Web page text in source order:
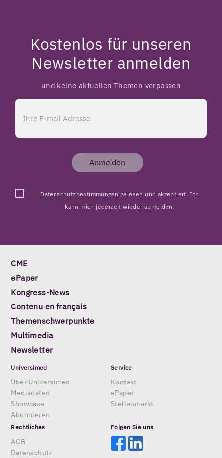
Kostenlos für unseren
Newsletter anmelden
und keine aktuellen Themen verpassen
Anmelden
Datenschutzbestimmungen gelesen und akzeptiert. Ich
kann mich jederzeit wieder abmelden.
CME
ePaper
Kongress-News
Contenu en français
Themenschwerpunkte
Multimedia
Newsletter
Universimed
Über Universimed
Mediadaten
Showcase
Abonnieren
Service
Kontakt
ePaper
Stellenmarkt
Rechtliches
AGB
Datenschutz
Folgen Sie uns